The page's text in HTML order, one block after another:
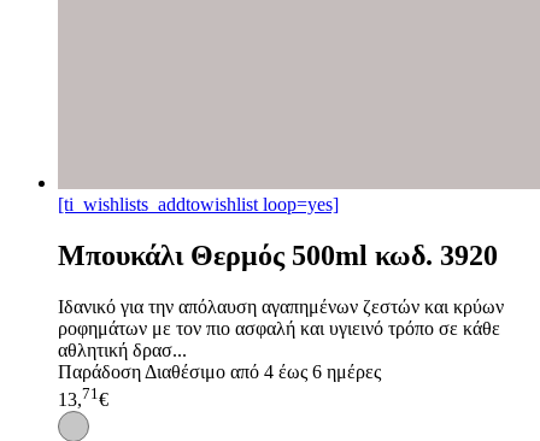
[ti_wishlists_addtowishlist loop=yes]
Μπουκάλι Θερμός 500ml κωδ. 3920
Ιδανικό για την απόλαυση αγαπημένων ζεστών και κρύων
ροφημάτων με τον πιο ασφαλή και υγιεινό τρόπο σε κάθε
αθλητική δρασ...
Παράδοση Διαθέσιμο από 4 έως 6 ημέρες
13,71 €